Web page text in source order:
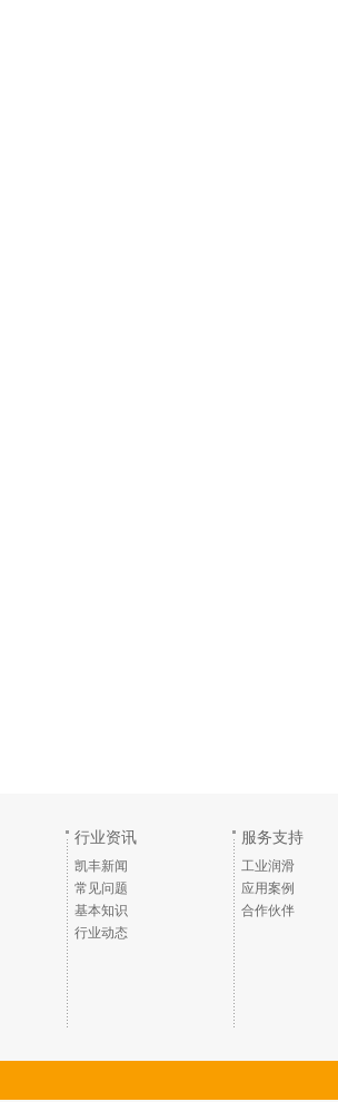
行业资讯
凯丰新闻
常见问题
基本知识
行业动态
服务支持
工业润滑
应用案例
合作伙伴